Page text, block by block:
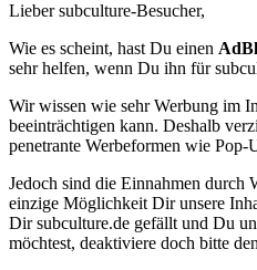
Lieber subculture-Besucher,
Wie es scheint, hast Du einen
sehr helfen, wenn Du ihn für
Wir wissen wie sehr Werbung im
beeinträchtigen kann. Deshalb
penetrante Werbeformen wie Pop-
Jedoch sind die Einnahmen durch
einzige Möglichkeit Dir unsere
Dir subculture.de gefällt und Du
möchtest, deaktiviere doch bitte